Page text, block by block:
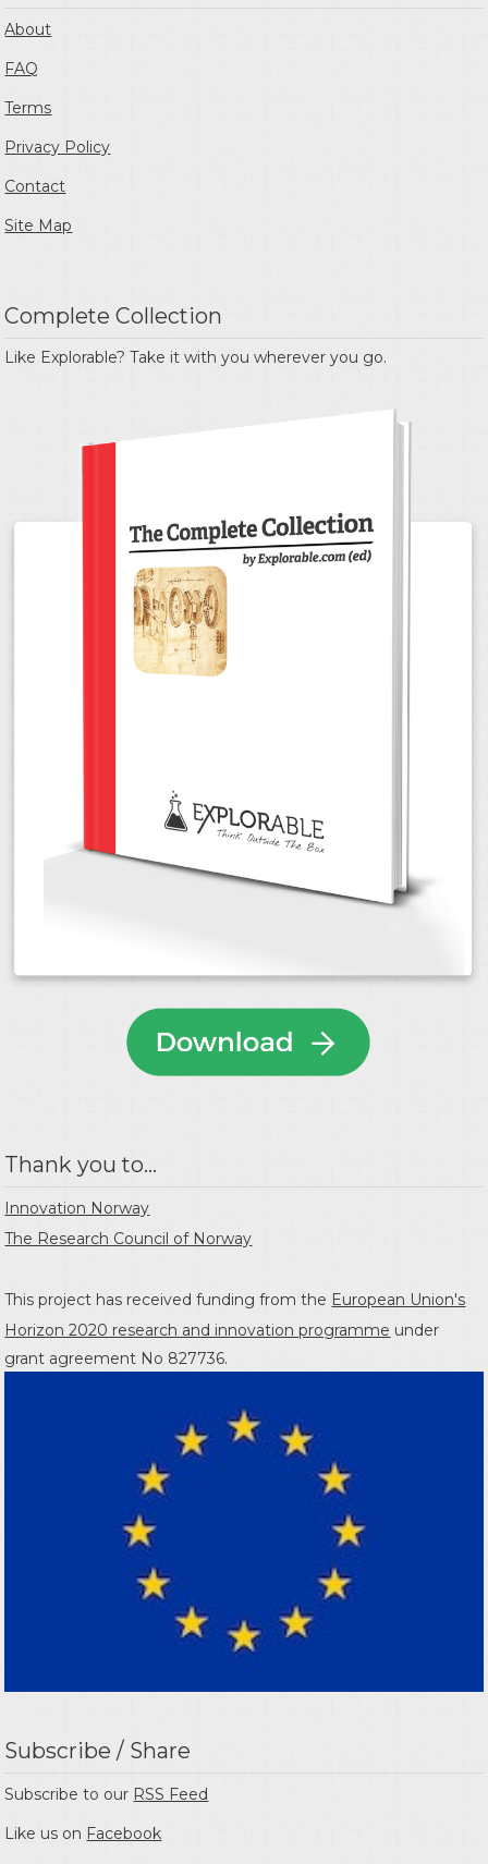
About
FAQ
Terms
Privacy Policy
Contact
Site Map
Complete Collection
Like Explorable? Take it with you wherever you go.
Thank you to...
Innovation Norway
The Research Council of Norway
This project has received funding from the European Union's
Horizon 2020 research and innovation programme under
grant agreement No 827736.
Subscribe / Share
Subscribe to our RSS Feed
Like us on Facebook